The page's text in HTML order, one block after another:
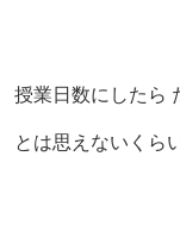
授業日数にしたら
とは思えないくら